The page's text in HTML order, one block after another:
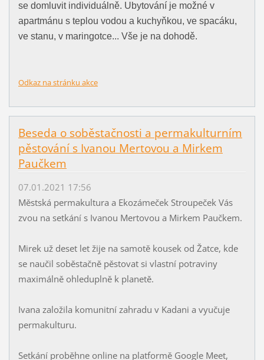
se domluvit individuálně. Ubytování je možné v
apartmánu s teplou vodou a kuchyňkou, ve spacáku,
ve stanu, v maringotce... Vše je na dohodě.
Odkaz na stránku akce
Beseda o soběstačnosti a permakulturním
pěstování s Ivanou Mertovou a Mirkem
Paučkem
07.01.2021 17:56
Městská permakultura a Ekozámeček Stroupeček Vás
zvou na setkání s Ivanou Mertovou a Mirkem Paučkem.
Mirek už deset let žije na samotě kousek od Žatce, kde
se naučil soběstačně pěstovat si vlastní potraviny
maximálně ohleduplně k planetě.
Ivana založila komunitní zahradu v Kadani a vyučuje
permakulturu.
Setkání proběhne online na platformě Google Meet,